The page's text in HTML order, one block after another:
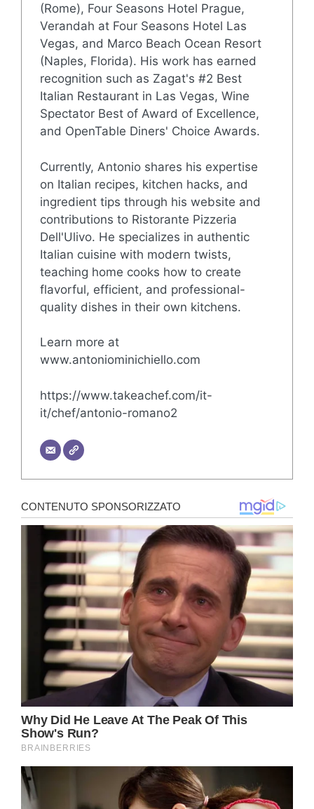
(Rome), Four Seasons Hotel Prague,
Verandah at Four Seasons Hotel Las
Vegas, and Marco Beach Ocean Resort
(Naples, Florida). His work has earned
recognition such as Zagat's #2 Best
Italian Restaurant in Las Vegas, Wine
Spectator Best of Award of Excellence,
and OpenTable Diners' Choice Awards.
Currently, Antonio shares his expertise
on Italian recipes, kitchen hacks, and
ingredient tips through his website and
contributions to Ristorante Pizzeria
Dell'Ulivo. He specializes in authentic
Italian cuisine with modern twists,
teaching home cooks how to create
flavorful, efficient, and professional-
quality dishes in their own kitchens.
Learn more at
www.antoniominichiello.com
https://www.takeachef.com/it-
it/chef/antonio-romano2